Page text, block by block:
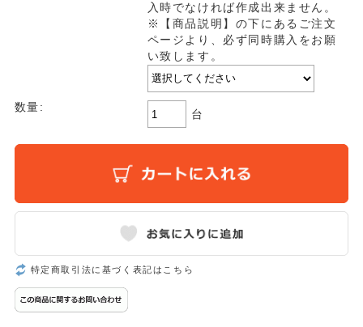
入時でなければ作成出来ません。
※【商品説明】の下にあるご注文
ページより、必ず同時購入をお願
い致します。
数量:
台
特定商取引法に基づく表記はこちら